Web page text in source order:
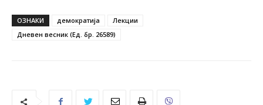
ОЗНАКИ демократија
Лекции
Дневен весник (Ед. бр. 26589)